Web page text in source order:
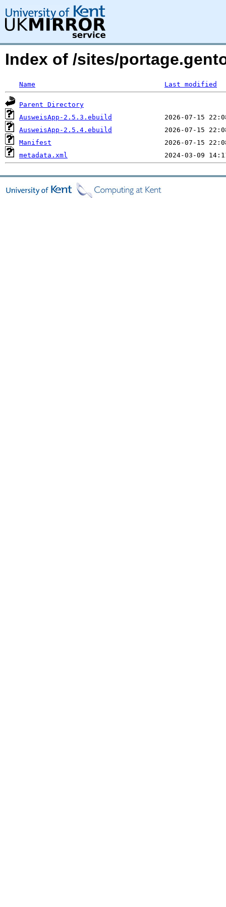
Index of /sites/
Name Last modified
Parent Directory
AusweisApp-2.5.3.ebuild
AusweisApp-2.5.4.ebuild
Manifest
metadata.xml